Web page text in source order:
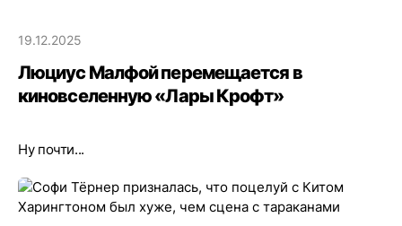
19.12.2025
Люциус Малфой перемещается в
киновселенную «Лары Крофт»
Ну почти...